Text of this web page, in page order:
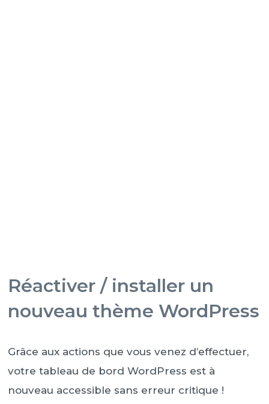
Réactiver / installer un
nouveau thème WordPress
Grâce aux actions que vous venez d’effectuer,
votre tableau de bord WordPress est à
nouveau accessible sans erreur critique !